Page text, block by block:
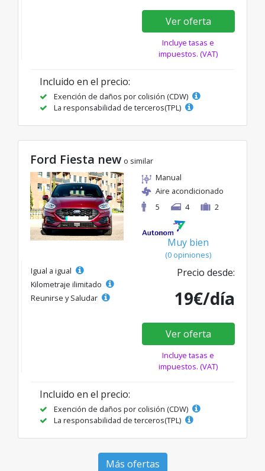
Ver oferta
Incluye tasas e
impuestos. (VAT)
Incluido en el precio:
Exención de daños por colisión (CDW)
La responsabilidad de terceros(TPL)
Ford Fiesta new o similar
Manual
Aire acondicionado
5
4 2
Muy bien
(0 opiniones)
Igual a igual
Kilometraje ilimitado
Reunirse y Saludar
Precio desde:
19€/día
Ver oferta
Incluye tasas e
impuestos. (VAT)
Incluido en el precio:
Exención de daños por colisión (CDW)
La responsabilidad de terceros(TPL)
Más ofertas